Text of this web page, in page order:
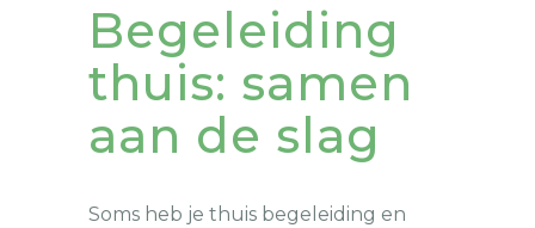
Begeleiding
thuis: samen
aan de slag
Soms heb je thuis begeleiding en